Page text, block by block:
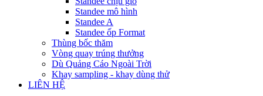
Standee mô hình
Standee A
Standee ốp Format
Thùng bốc thăm
Vòng quay trúng thưởng
Dù Quảng Cáo Ngoài Trời
Khay sampling - khay dùng thử
LIÊN HỆ